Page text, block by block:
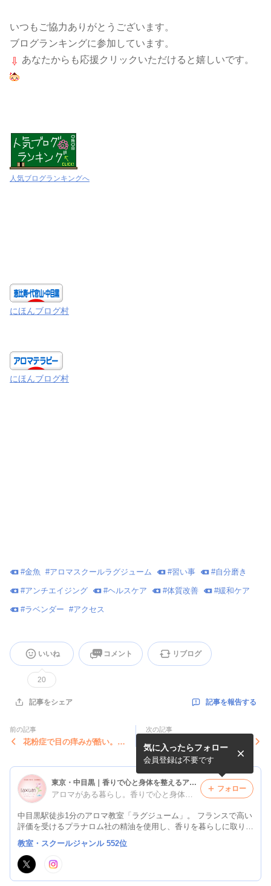
いつもご協力ありがとうございます。
ブログランキングに参加しています。
あなたからも応援クリックいただけると嬉しいです。
人気ブログランキングへ
にほんブログ村
にほんブログ村
#金魚 #アロマスクールラグジューム #習い事 #自分磨き
#アンチエイジング #ヘルスケア #体質改善 #緩和ケア
#ラベンダー #アクセス
いいね
20
コメント リブログ
記事をシェア 記事を報告する
前の記事
花粉症で目の痒みが酷い。ロ
アレルギーは
次の記事
3月26日（土）一粒万倍日と
天赦日と寅の日。年に一度の
トリプル開運日～年始に購入
したCHANEL
東京・中目黒｜香りで心と身体を整えるアロマラグジューム
中目黒駅徒歩1分のアロマ教室「ラグジューム」。 フランスで高い
評価を受けるプラナロム社の精油を使用し、香りを暮らしに取り入
れるセルフケアをご提案しています。 JAA日本アロマコーディネ
ーター協会認定校／NARD JAPAN認定校。
気に入ったらフォロー
会員登録は不要です
フォロー
教室・スクールジャンル 552位